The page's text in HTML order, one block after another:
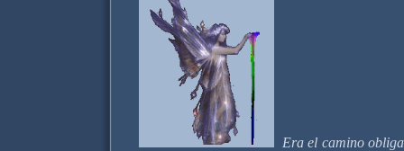
Era el camino